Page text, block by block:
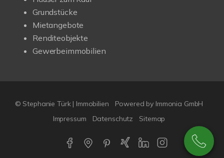
Grundstücke
Mietangebote
Renditeobjekte
Gewerbeimmobilien
© Stephanie Türk | Immobilien
Powered by Immonia GmbH
Impressum
Datenschutz Sitemap